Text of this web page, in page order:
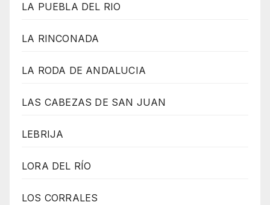
LA PUEBLA DEL RIO
LA RINCONADA
LA RODA DE ANDALUCIA
LAS CABEZAS DE SAN JUAN
LEBRIJA
LORA DEL RÍO
LOS CORRALES